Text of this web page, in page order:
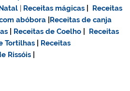
| Receitas mágicas
Receitas
abóbora Receitas de canja
Receitas de Coelho
Receitas
Tortilhas
Receitas
Rissóis